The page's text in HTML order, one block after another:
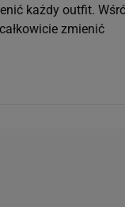
każdy outfit.
zmienić